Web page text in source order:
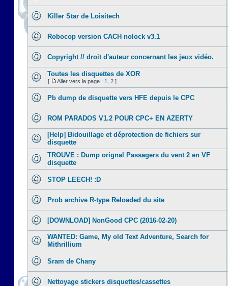
Killer Star de Loisitech
Robocop version CACH nolock v3.1
Copyright // droit d'auteur concernant les jeux vidéo.
Toutes les disquettes de XOR
[ Aller vers la page : 1 2 ]
Pb dump de disquette vers HFE depuis le CPC
ROM PARADOS V1.2 POUR CPC+ EN AZERTY
[Help] Bidouillage et déprotection de fichiers sur
disquette
TROUVE : Dump orignal Passagers du vent 2 en VF
disquette
STOP LEECH! :D
Prob archive R-type Reloaded du site
[DOWNLOAD] NonGood CPC (2016-02-20)
WANTED: Game, My old Text Adventure, Search for
Mithrillium
Sram de Chany
Nettoyage stickers disquettes/cassettes